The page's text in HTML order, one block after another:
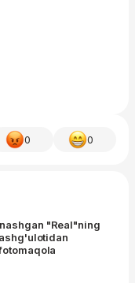
0 0
"Real"ning